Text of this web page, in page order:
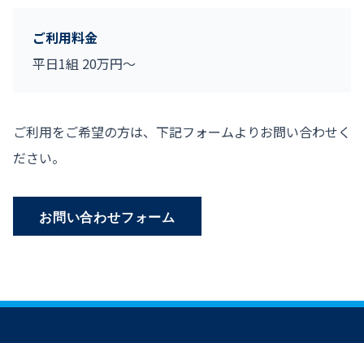
ご利用料金
平日1組 20万円～
ご利用をご希望の方は、下記フォームよりお問い合わせく
ださい。
お問い合わせフォーム